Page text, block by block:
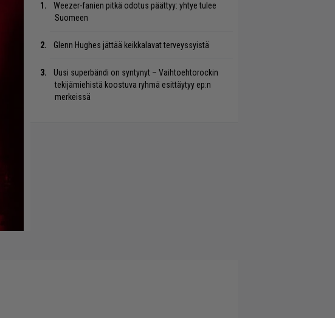
Weezer-fanien pitkä odotus päättyy: yhtye tulee
Suomeen
Glenn Hughes jättää keikkalavat terveyssyistä
Uusi superbändi on syntynyt – Vaihtoehtorockin
tekijämiehistä koostuva ryhmä esittäytyy ep:n
merkeissä